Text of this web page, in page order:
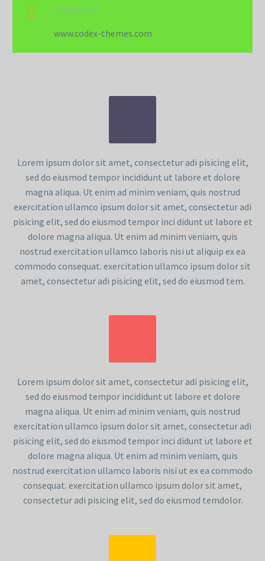
 Project url
www.codex-themes.com
Lorem ipsum dolor sit amet, consectetur adi pisicing elit,
sed do eiusmod tempor incididunt ut labore et dolore
magna aliqua. Ut enim ad minim veniam, quis nostrud
exercitation ullamco ipsum dolor sit amet, consectetur adi
pisicing elit, sed do eiusmod tempor inci didunt ut labore et
dolore magna aliqua. Ut enim ad minim veniam, quis
nostrud exercitation ullamco laboris nisi ut aliquip ex ea
commodo consequat. exercitation ullamco ipsum dolor sit
amet, consectetur adi pisicing elit, sed do eiusmod tem.
Lorem ipsum dolor sit amet, consectetur adi pisicing elit,
sed do eiusmod tempor incididunt ut labore et dolore
magna aliqua. Ut enim ad minim veniam, quis nostrud
exercitation ullamco ipsum dolor sit amet, consectetur adi
pisicing elit, sed do eiusmod tempor inci didunt ut labore et
dolore magna aliqua. Ut enim ad minim veniam, quis
nostrud exercitation ullamco laboris nisi ut ex ea commodo
consequat. exercitation ullamco ipsum dolor sit amet,
consectetur adi pisicing elit, sed do eiusmod temdolor.